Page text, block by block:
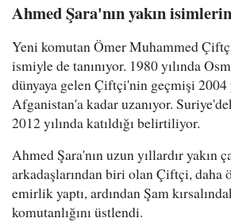
Ahmed Şara'nın yakın
Yeni komutan Ömer Muhammed
ismiyle de tanınıyor. 1980 yılında
dünyaya gelen Çiftçi'nin geçmişi 2004
Afganistan'a kadar uzanıyor.
2012 yılında katıldığı belirtiliyor.
Ahmed Şara'nın uzun yıllardır yakın
arkadaşlarından biri olan Çiftçi, daha
emirlik yaptı, ardından Şam
komutanlığını üstlendi.